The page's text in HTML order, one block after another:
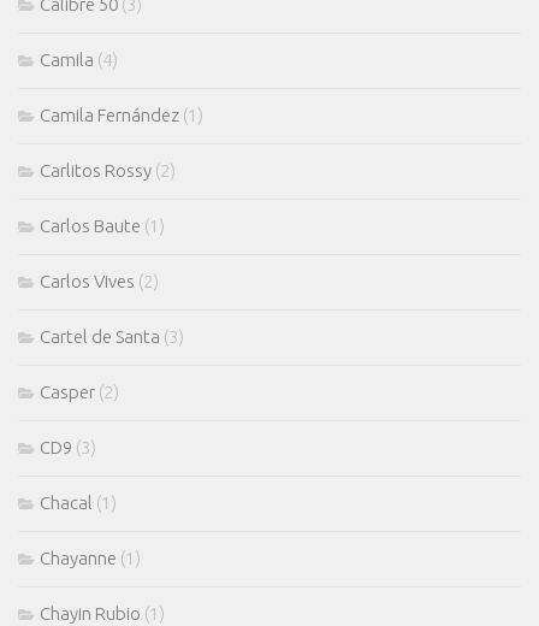
Calibre 50 (3)
Camila (4)
Camila Fernández (1)
Carlitos Rossy (2)
Carlos Baute (1)
Carlos Vives (2)
Cartel de Santa (3)
Casper (2)
CD9 (3)
Chacal (1)
Chayanne (1)
Chayin Rubio (1)